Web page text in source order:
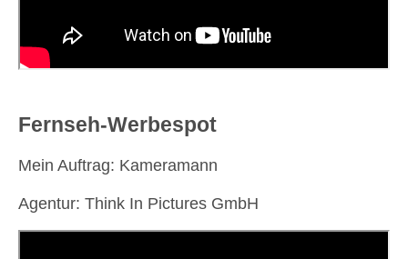
Fernseh-Werbespot
Mein Auftrag: Kameramann
Agentur: Think In Pictures GmbH